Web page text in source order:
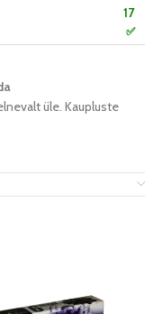
17
✅
üle. Kaupluste